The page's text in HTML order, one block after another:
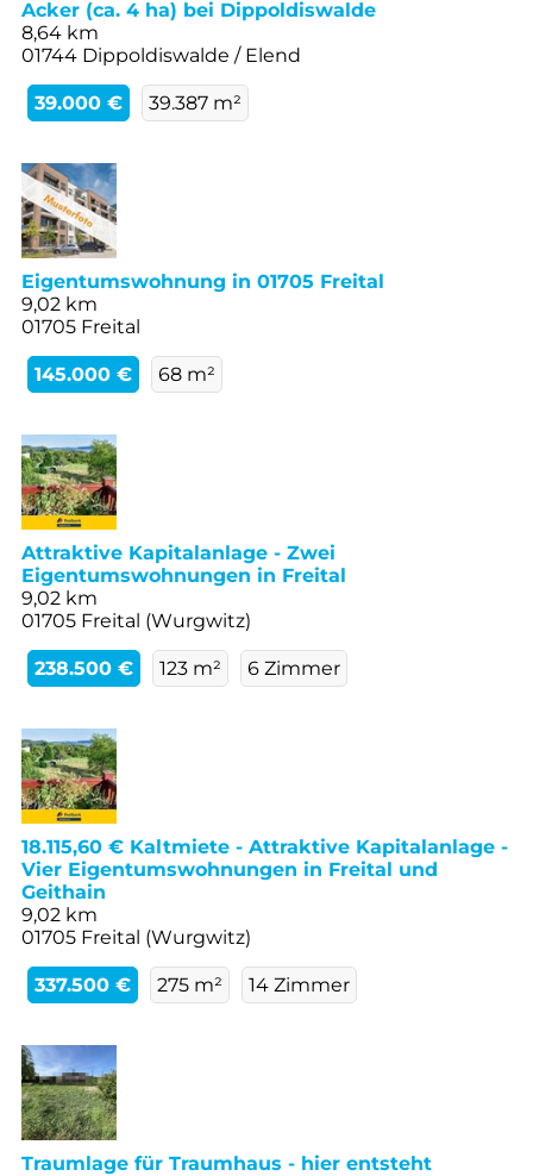
Acker (ca. 4 ha) bei Dippoldiswalde
8,64 km
01744 Dippoldiswalde / Elend
39.000 € 39.387 m²
Eigentumswohnung in 01705 Freital
9,02 km
01705 Freital
145.000 € 68 m²
Attraktive Kapitalanlage - Zwei
Eigentumswohnungen in Freital
9,02 km
01705 Freital (Wurgwitz)
238.500 € 123 m² 6 Zimmer
18.115,60 € Kaltmiete - Attraktive Kapitalanlage -
Vier Eigentumswohnungen in Freital und
Geithain
9,02 km
01705 Freital (Wurgwitz)
337.500 € 275 m² 14 Zimmer
Traumlage für Traumhaus - hier entsteht